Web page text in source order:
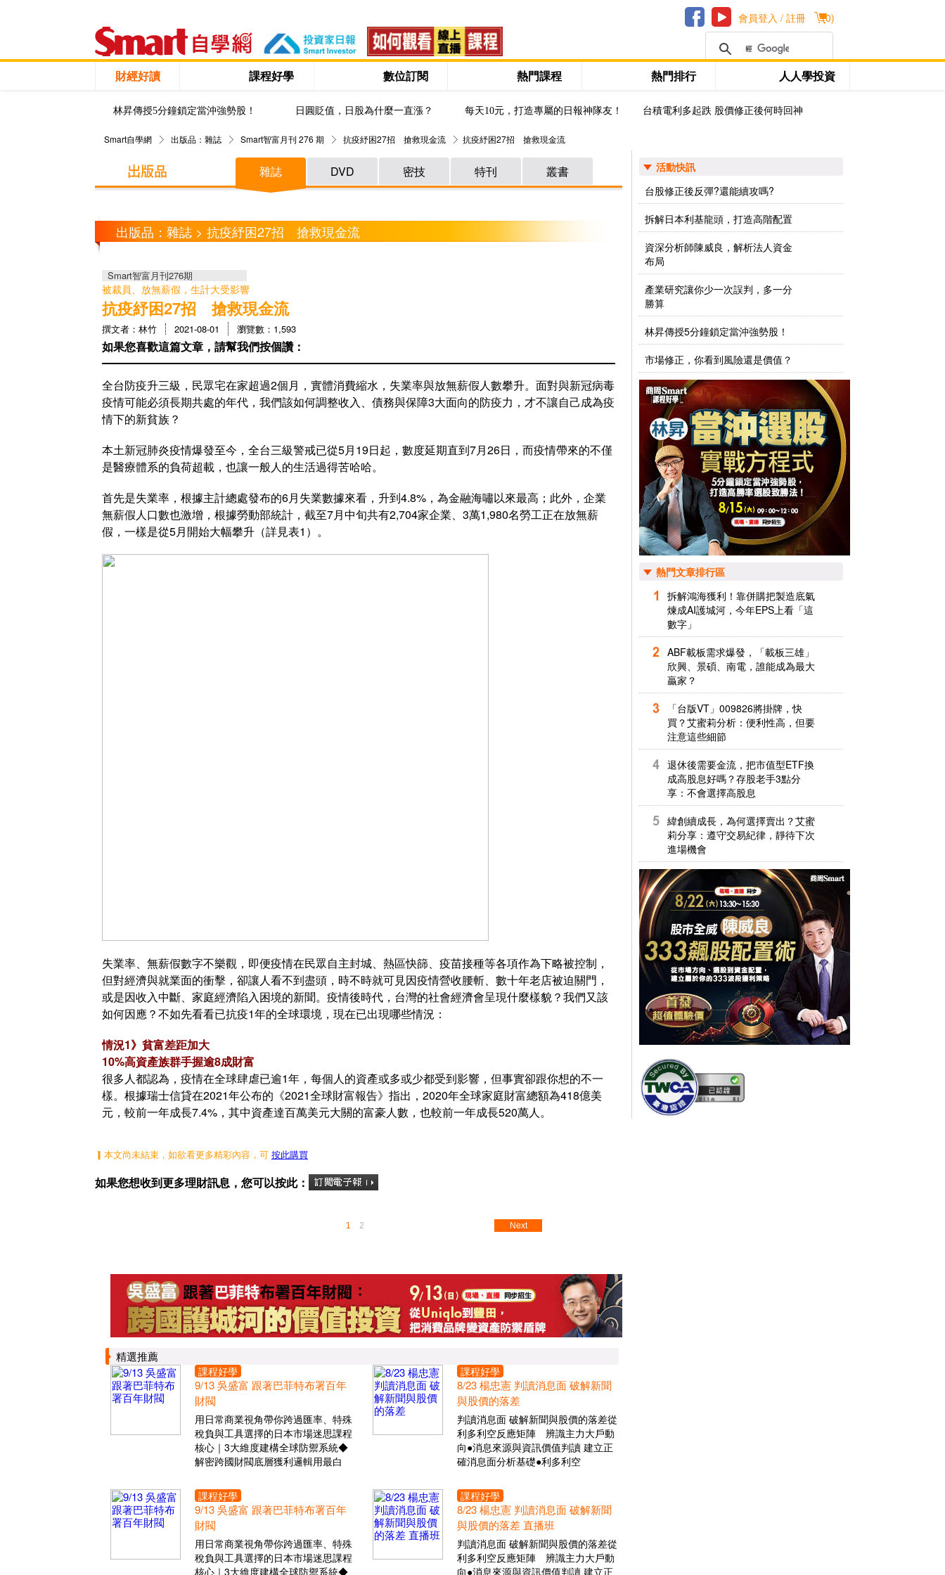
(0)
會員登入 / 註冊
財經好讀 課程好學 數位訂閱 熱門課程 熱門排行 人人學投資
林昇傳授5分鐘鎖定當沖強勢股！ 日圓貶值，日股為什麼一直漲？ 每天10元，打造專屬的日報神隊友！ 台積電利多起跌 股價修正後何時回神
Smart自學網 出版品：雜誌 Smart智富月刊 276 期 抗疫紓困27招 搶救現金流 抗疫紓困27招 搶救現金流
雜誌 DVD 密技 特刊 叢書
出版品：雜誌 > 抗疫紓困27招 搶救現金流
Smart智富月刊276期
被裁員、放無薪假，生計大受影響
抗疫紓困27招 搶救現金流
撰文者：林竹 2021-08-01 瀏覽數：1,593
如果您喜歡這篇文章，請幫我們按個讚：
全台防疫升三級，民眾宅在家超過2個月，實體消費縮水，失業率與放無薪假人數攀升。面對與新冠病毒
疫情可能必須長期共處的年代，我們該如何調整收入、債務與保障3大面向的防疫力，才不讓自己成為疫
情下的新貧族？
本土新冠肺炎疫情爆發至今，全台三級警戒已從5月19日起，數度延期直到7月26日，而疫情帶來的不僅
是醫療體系的負荷超載，也讓一般人的生活過得苦哈哈。
首先是失業率，根據主計總處發布的6月失業數據來看，升到4.8%，為金融海嘯以來最高；此外，企業
無薪假人口數也激增，根據勞動部統計，截至7月中旬共有2,704家企業、3萬1,980名勞工正在放無薪
假，一樣是從5月開始大幅攀升（詳見表1）。
失業率、無薪假數字不樂觀，即便疫情在民眾自主封城、熱區快篩、疫苗接種等各項作為下略被控制，
但對經濟與就業面的衝擊，卻讓人看不到盡頭，時不時就可見因疫情營收腰斬、數十年老店被迫關門，
或是因收入中斷、家庭經濟陷入困境的新聞。疫情後時代，台灣的社會經濟會呈現什麼樣貌？我們又該
如何因應？不如先看看已抗疫1年的全球環境，現在已出現哪些情況：
情況1》貧富差距加大
10%高資產族群手握逾8成財富
很多人都認為，疫情在全球肆虐已逾1年，每個人的資產或多或少都受到影響，但事實卻跟你想的不一
樣。根據瑞士信貸在2021年公布的《2021全球財富報告》指出，2020年全球家庭財富總額為418億美
元，較前一年成長7.4%，其中資產達百萬美元大關的富豪人數，也較前一年成長520萬人。
▎本文尚未結束，如欲看更多精彩內容，可 按此購買
如果您想收到更多理財訊息，您可以按此：
1 2 Next
精選推薦
課程好學
9/13 吳盛富 跟著巴菲特布署百年
財閥
用日常商業視角帶你跨過匯率、特殊
稅負與工具選擇的日本市場迷思課程
核心｜3大維度建構全球防禦系統◆
解密跨國財閥底層獲利邏輯用最白
課程好學
8/23 楊忠憲 判讀消息面 破解新聞
與股價的落差
判讀消息面 破解新聞與股價的落差從
利多利空反應矩陣 辨識主力大戶動
向●消息來源與資訊價值判讀 建立正
確消息面分析基礎●利多利空
課程好學
9/13 吳盛富 跟著巴菲特布署百年
財閥
用日常商業視角帶你跨過匯率、特殊
稅負與工具選擇的日本市場迷思課程
核心｜3大維度建構全球防禦系統◆
課程好學
8/23 楊忠憲 判讀消息面 破解新聞
與股價的落差 直播班
判讀消息面 破解新聞與股價的落差從
利多利空反應矩陣 辨識主力大戶動
向●消息來源與資訊價值判讀 建立正
活動快訊
台股修正後反彈?還能續攻嗎?
拆解日本利基龍頭，打造高階配置
資深分析師陳威良，解析法人資金
布局
產業研究讓你少一次誤判，多一分
勝算
林昇傳授5分鐘鎖定當沖強勢股！
市場修正，你看到風險還是價值？
熱門文章排行區
拆解鴻海獲利！靠併購把製造底氣
煉成AI護城河，今年EPS上看「這
數字」
ABF載板需求爆發，「載板三雄」
欣興、景碩、南電，誰能成為最大
贏家？
「台版VT」009826將掛牌，快
買？艾蜜莉分析：便利性高，但要
注意這些細節
退休後需要金流，把市值型ETF換
成高股息好嗎？存股老手3點分
享：不會選擇高股息
緯創續成長，為何選擇賣出？艾蜜
莉分享：遵守交易紀律，靜待下次
進場機會